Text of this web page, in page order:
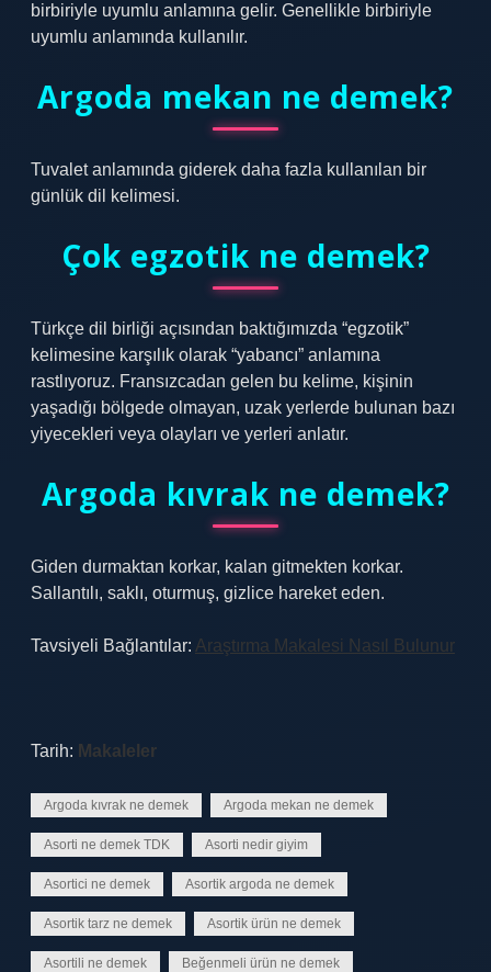
birbiriyle uyumlu anlamına gelir. Genellikle birbiriyle
uyumlu anlamında kullanılır.
Argoda mekan ne demek?
Tuvalet anlamında giderek daha fazla kullanılan bir
günlük dil kelimesi.
Çok egzotik ne demek?
Türkçe dil birliği açısından baktığımızda “egzotik”
kelimesine karşılık olarak “yabancı” anlamına
rastlıyoruz. Fransızcadan gelen bu kelime, kişinin
yaşadığı bölgede olmayan, uzak yerlerde bulunan bazı
yiyecekleri veya olayları ve yerleri anlatır.
Argoda kıvrak ne demek?
Giden durmaktan korkar, kalan gitmekten korkar.
Sallantılı, saklı, oturmuş, gizlice hareket eden.
Tavsiyeli Bağlantılar: Araştırma Makalesi Nasıl Bulunur
Tarih: Makaleler
Argoda kıvrak ne demek Argoda mekan ne demek
Asorti ne demek TDK Asorti nedir giyim
Asortici ne demek Asortik argoda ne demek
Asortik tarz ne demek Asortik ürün ne demek
Asortili ne demek Beğenmeli ürün ne demek